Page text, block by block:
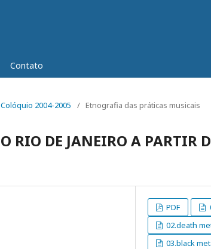
Contato
2004-2005 / Etnografia das práticas musicais
RIO DE JANEIRO A PARTIR
PDF
02.death
03.black